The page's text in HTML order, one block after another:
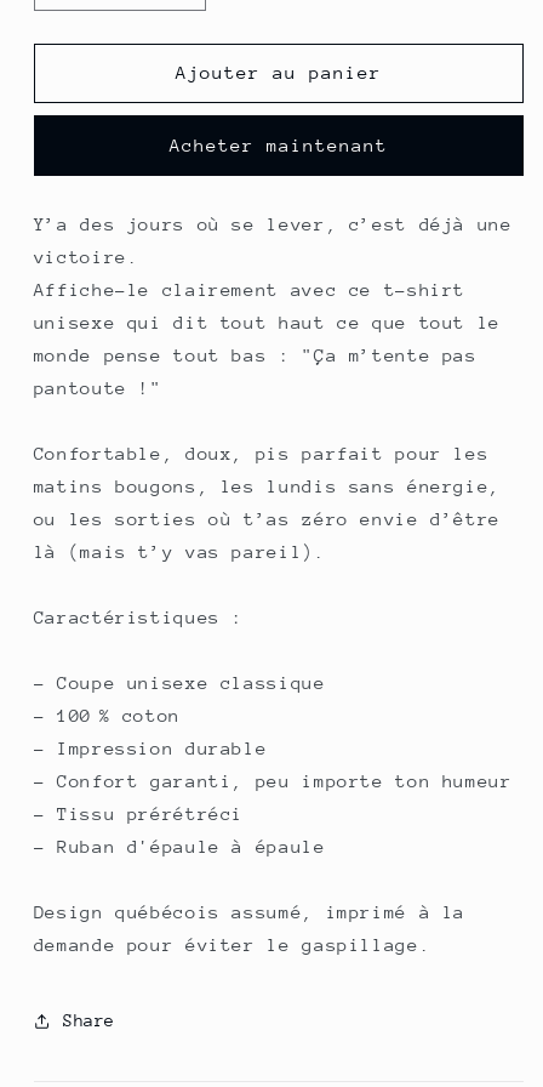
la
quantité
T-
la
quantité
de
T-
unisexe
Ajouter au panier
Acheter maintenant
Y’a des jours où se lever, c’est déjà une
victoire.
Affiche-le clairement avec ce t-shirt
unisexe qui dit tout haut ce que tout le
monde pense tout bas : "Ça m’tente pas
pantoute !"
Confortable, doux, pis parfait pour les
matins bougons, les lundis sans énergie,
ou les sorties où t’as zéro envie d’être
là (mais t’y vas pareil).
Caractéristiques :
- Coupe unisexe classique
- 100 % coton
- Impression durable
- Confort garanti, peu importe ton humeur
- Tissu prérétréci
- Ruban d'épaule à épaule
Design québécois assumé, imprimé à la
demande pour éviter le gaspillage.
Share